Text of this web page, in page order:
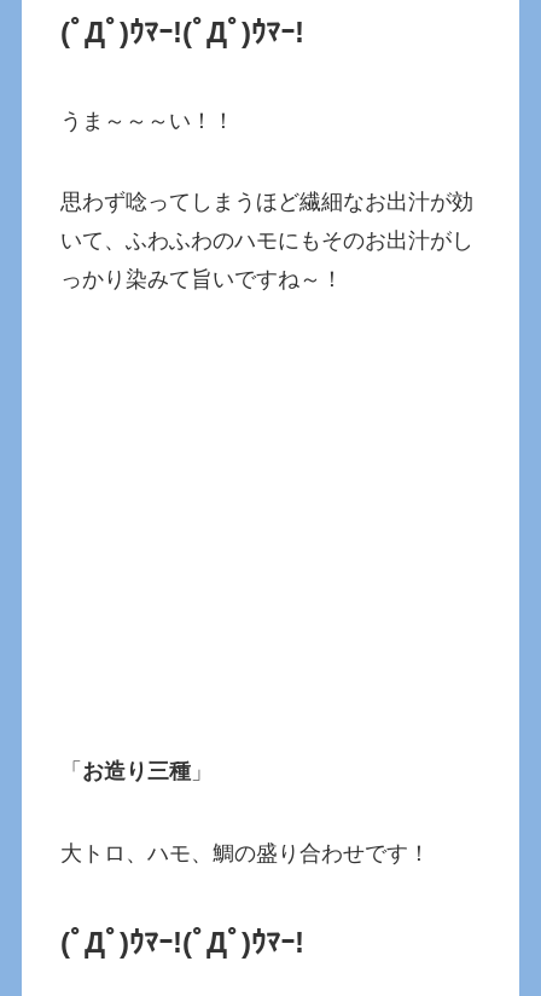
(ﾟДﾟ)ｳﾏｰ!(ﾟДﾟ)ｳﾏｰ!
うま～～～い！！
思わず唸ってしまうほど繊細なお出汁が効
いて、ふわふわのハモにもそのお出汁がし
っかり染みて旨いですね～！
「 お造り三種 」
大トロ、ハモ、鯛の盛り合わせです！
(ﾟДﾟ)ｳﾏｰ!(ﾟДﾟ)ｳﾏｰ!